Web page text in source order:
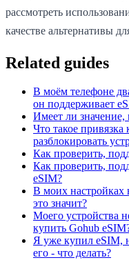
рассмотреть
качестве альтернативы
Related guides
В моём телефоне
он поддерживает
Имеет ли значение,
Что такое привязка
разблокировать
Как проверить,
Как проверить,
eSIM?
В моих настройках
это значит?
Моего устройства
купить Gohub
Я уже купил eSIM,
его - что делать?